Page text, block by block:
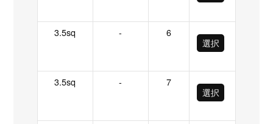
3.5sq -
6
選択
3.5sq -
7
選択